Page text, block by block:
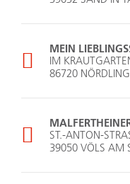
MEIN
IM
86720
ST.-ANTON-
39050 VÖLS AM